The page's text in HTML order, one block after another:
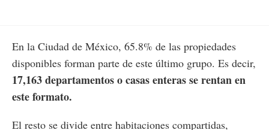
En la Ciudad de México, 65.8% de las propiedades
disponibles forman parte de este último grupo. Es decir,
17,163 departamentos o casas enteras se rentan en
este formato.
El resto se divide entre habitaciones compartidas,